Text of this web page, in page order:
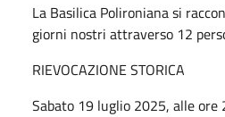
La Basilica Polironiana si
giorni nostri attraverso 12
RIEVOCAZIONE STORICA
Sabato 19 luglio 2025, alle ore